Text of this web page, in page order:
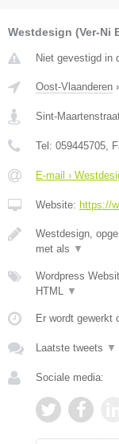
Westdesign (Ver-Ni
Niet gevestigd in
Oost-Vlaanderen
Sint-
Tel: 059445705,
E-mail ›
Website: https://
Westdesign,
met als ▼
Wordpress
HTML ▼
Er wordt gewerkt
Laatste tweets ▼
Sociale media: